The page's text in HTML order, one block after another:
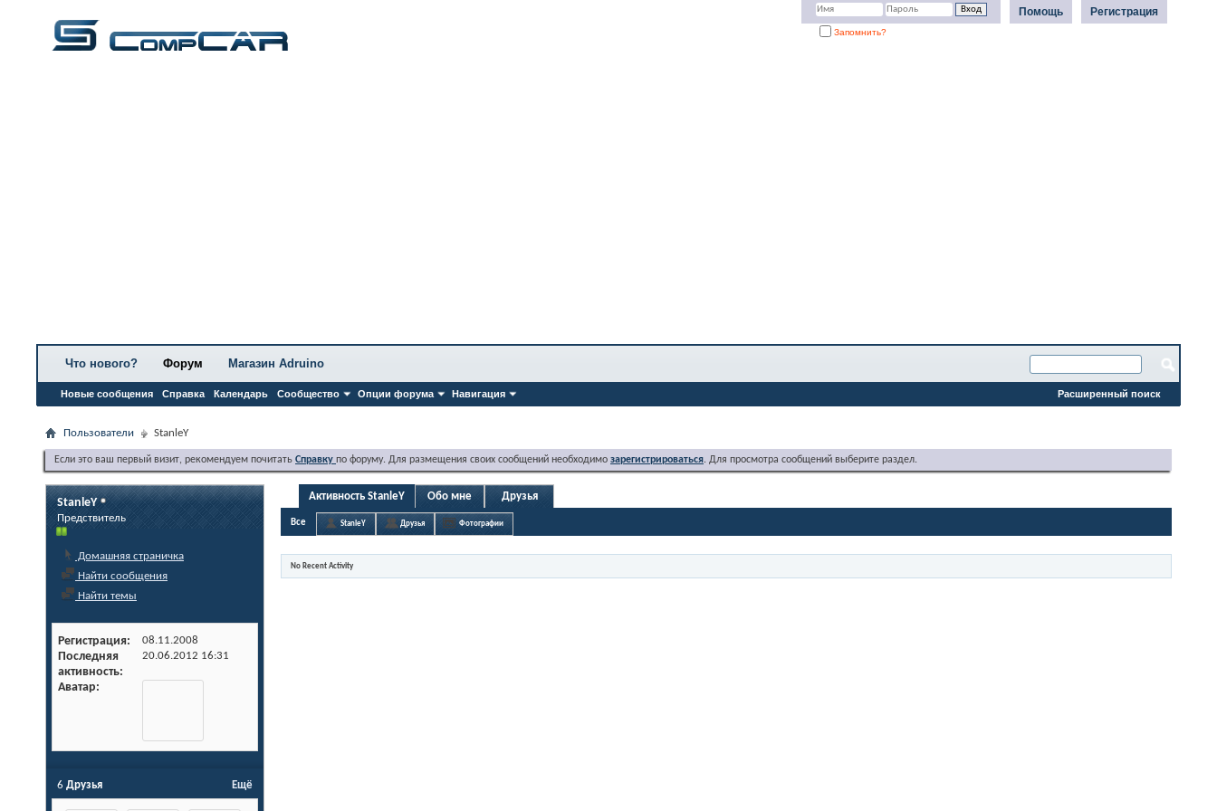
Регистрация
Помощь
Запомнить?
Что нового? Форум
Новые сообщения Справка Календарь Сообщество Опции форума Навигация
Магазин Adruino
Расширенный поиск
Пользователи StanleY
Если это ваш первый визит, рекомендуем почитать Справку по форуму. Для размещения своих сообщений необходимо зарегистрироваться. Для просмотра сообщений выберите раздел.
StanleY
Предствитель
Домашняя страничка
Найти сообщения
Найти темы
Регистрация 08.11.2008
Последняя
активность
20.06.2012 16:31
Аватар
Ещё
6 Друзья
Активность StanleY Обо мне Друзья
Все StanleY Друзья Фотографии
No Recent Activity